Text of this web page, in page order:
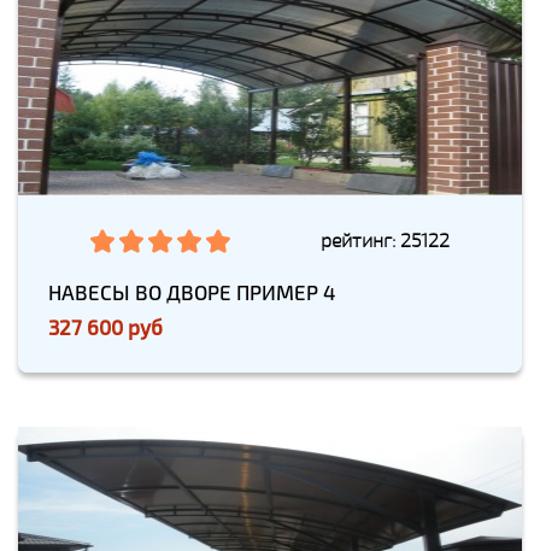
рейтинг: 25122
НАВЕСЫ ВО ДВОРЕ ПРИМЕР 4
327 600 руб